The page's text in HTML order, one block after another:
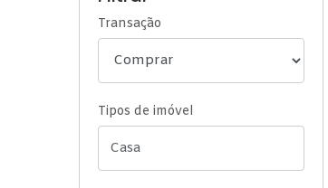
Transação
Tipos de imóvel